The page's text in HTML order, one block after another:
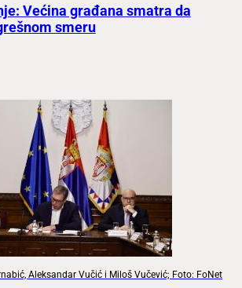
Većina građana smatra da
smeru
Aleksandar Vučić i Miloš Vučević; Foto: FoNet